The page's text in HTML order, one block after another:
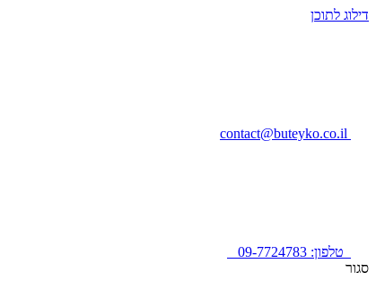
דילוג לתוכן
טלפון: 09-7724783
סגור